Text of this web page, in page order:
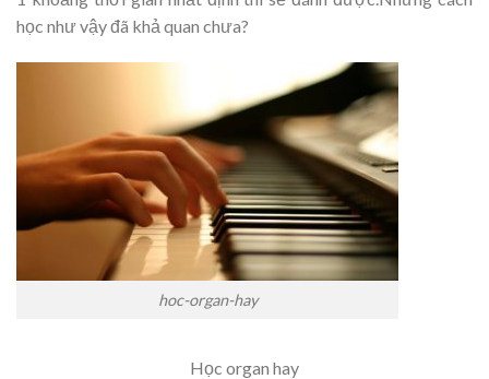
học như vậy đã khả quan chưa?
hoc-organ-hay
Học organ hay